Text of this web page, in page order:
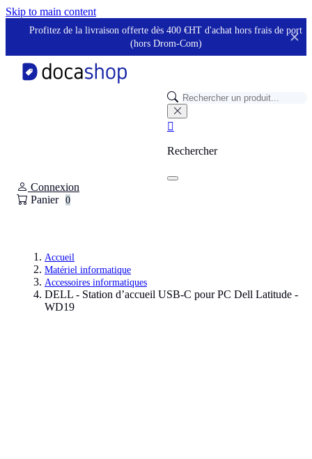
Skip to main content
Profitez de la livraison offerte dès 400 €HT d'achat hors frais de port
(hors Drom-Com)
✕

Rechercher
Connexion
Panier
0
Accueil
Matériel informatique
Accessoires informatiques
DELL - Station d’accueil USB-C pour PC Dell Latitude -
WD19
Panneau de gestion des cookies